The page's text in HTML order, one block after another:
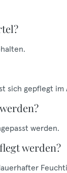
sich gepflegt
werden.
werden?